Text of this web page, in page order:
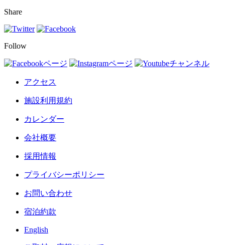
Share
Follow
アクセス
施設利用規約
カレンダー
会社概要
採用情報
プライバシーポリシー
お問い合わせ
宿泊約款
English